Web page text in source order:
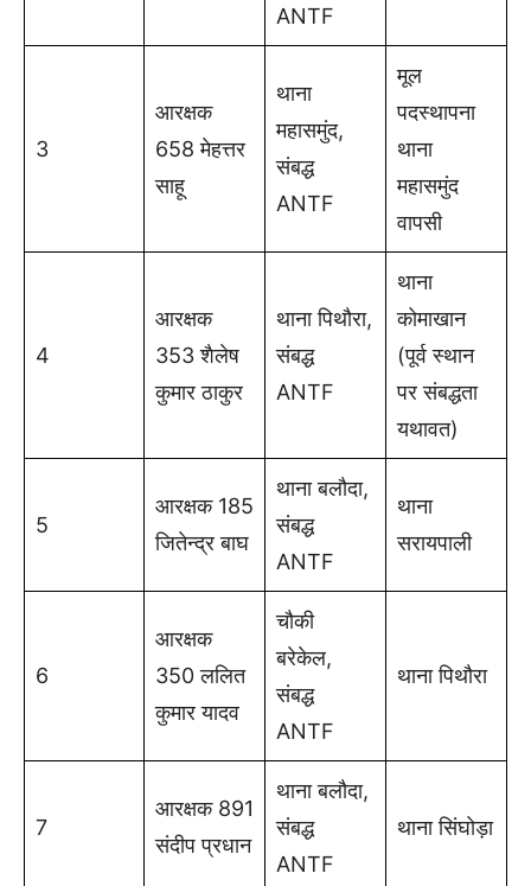
ANTF
3
आरक्षक
658 मेहत्तर
साहू
थाना
महासमुंद,
संबद्ध
ANTF
मूल
पदस्थापना
थाना
महासमुंद
वापसी
4
आरक्षक
353 शैलेष
कुमार ठाकुर
थाना पिथौरा,
संबद्ध
ANTF
थाना
कोमाखान
(पूर्व स्थान
पर संबद्धता
यथावत)
5
आरक्षक 185
जितेन्द्र बाघ
थाना बलौदा,
संबद्ध
ANTF
थाना
सरायपाली
6
आरक्षक
350 ललित
कुमार यादव
चौकी
बरेकेल,
संबद्ध
ANTF
थाना पिथौरा
7
आरक्षक 891
संदीप प्रधान
थाना बलौदा,
संबद्ध
ANTF
थाना सिंघोड़ा